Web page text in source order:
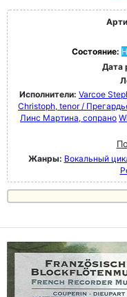
Состояние:
Дата
Исполнители: Varcoe
Christoph, tenor /
Линс Мартина, сопрано
Жанры: Вокальный